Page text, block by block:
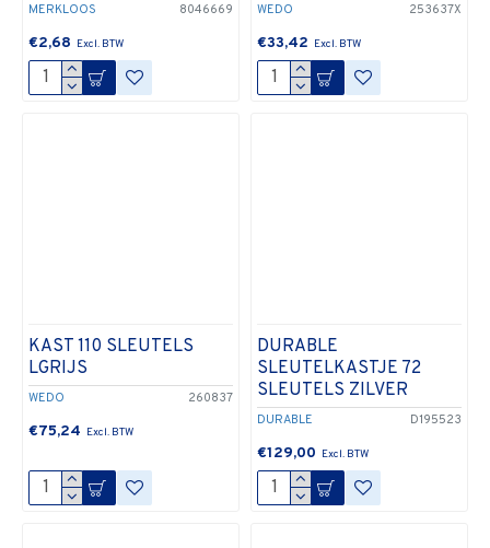
MERKLOOS 8046669
€2,68
WEDO 253637X
€33,42
WEDO 260837
KAST 110 SLEUTELS
LGRIJS
€75,24
DURABLE D195523
DURABLE
SLEUTELKASTJE 72
SLEUTELS ZILVER
€129,00